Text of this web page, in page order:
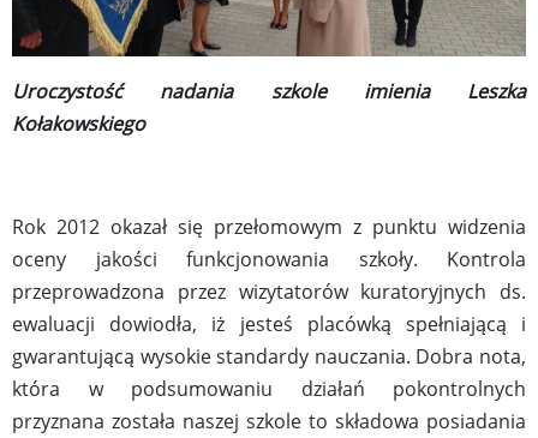
Uroczystość nadania szkole imienia Leszka
Kołakowskiego
Rok 2012 okazał się przełomowym z punktu widzenia
oceny jakości funkcjonowania szkoły. Kontrola
przeprowadzona przez wizytatorów kuratoryjnych ds.
ewaluacji dowiodła, iż jesteś placówką spełniającą i
gwarantującą wysokie standardy nauczania. Dobra nota,
która w podsumowaniu działań pokontrolnych
przyznana została naszej szkole to składowa posiadania